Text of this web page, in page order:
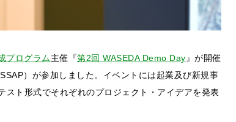
プログラム主催『第2回 WASEDA Demo Day 』が開催
）が参加しました。イベントには起業及び新規事
ト形式でそれぞれのプロジェクト・アイデアを発表